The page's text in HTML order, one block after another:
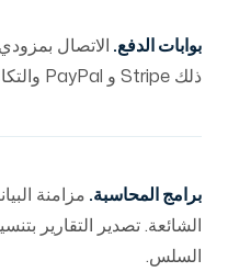
بوابات الدفع. الاتصال
ذلك Stripe و PayPal والتكامل المصرفي الإقليمي.
برامج المحاسبة. مزامنة
الشائعة. تصدير التقارير
السلس.